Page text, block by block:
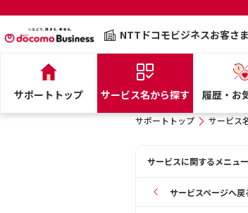
NTTドコモビジネスお客さ
サポートトップ サービス名から探す 履歴・お
サポートトップ サービス
サービスに関するメニュ
サービスページへ戻